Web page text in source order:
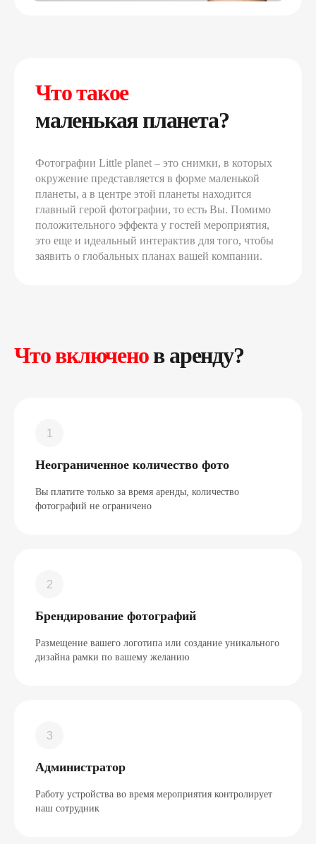
Что такое
маленькая планета?
Фотографии Little planet – это снимки, в которых
окружение представляется в форме маленькой
планеты, а в центре этой планеты находится
главный герой фотографии, то есть Вы. Помимо
положительного эффекта у гостей мероприятия,
это еще и идеальный интерактив для того, чтобы
заявить о глобальных планах вашей компании.
Что включенов аренду?
Неограниченное количество фото
Вы платите только за время аренды, количество
фотографий не ограничено
Брендирование фотографий
Размещение вашего логотипа или создание уникального
дизайна рамки по вашему желанию
Администратор
Работу устройства во время мероприятия контролирует
наш сотрудник